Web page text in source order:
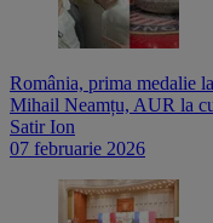
România, prima medalie
Mihail Neamțu, AUR la
Satir Ion
07 februarie 2026